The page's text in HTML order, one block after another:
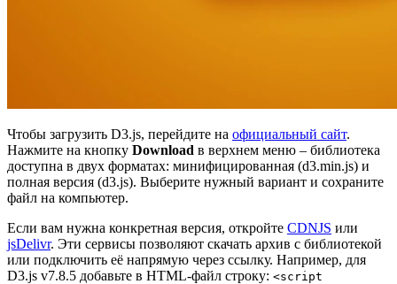
Чтобы загрузить D3.js, перейдите на официальный сайт.
Нажмите на кнопку Download в верхнем меню – библиотека
доступна в двух форматах: минифицированная (d3.min.js) и
полная версия (d3.js). Выберите нужный вариант и сохраните
файл на компьютер.
Если вам нужна конкретная версия, откройте CDNJS или
jsDelivr. Эти сервисы позволяют скачать архив с библиотекой
или подключить её напрямую через ссылку. Например, для
D3.js v7.8.5 добавьте в HTML-файл строку: <script